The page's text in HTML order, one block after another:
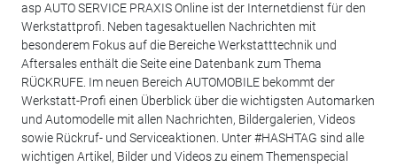
asp AUTO SERVICE PRAXIS Online ist der Internetdienst für den
Werkstattprofi. Neben tagesaktuellen Nachrichten mit
besonderem Fokus auf die Bereiche Werkstatttechnik und
Aftersales enthält die Seite eine Datenbank zum Thema
RÜCKRUFE. Im neuen Bereich AUTOMOBILE bekommt der
Werkstatt-Profi einen Überblick über die wichtigsten Automarken
und Automodelle mit allen Nachrichten, Bildergalerien, Videos
sowie Rückruf- und Serviceaktionen. Unter #HASHTAG sind alle
wichtigen Artikel, Bilder und Videos zu einem Themenspecial